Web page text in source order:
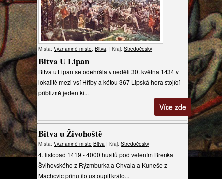
Místa: Významné místo, Bitva, | Kraj: Středočeský
Bitva U Lipan
Bitva u Lipan se odehrála v neděli 30. května 1434 v
lokalitě mezi vsí Hřiby a kótou 367 Lipská hora stojící
přibližně jeden ki...
Více zde
Bitva u Živohoště
Místa: Významné místo Bitva | Kraj: Středočeský
4. listopad 1419 - 4000 husitů pod velením Břeňka
Švihovského z Rýzmburka a Chvala a Kuneše z
Machovic přinutilo ustoupit králo...